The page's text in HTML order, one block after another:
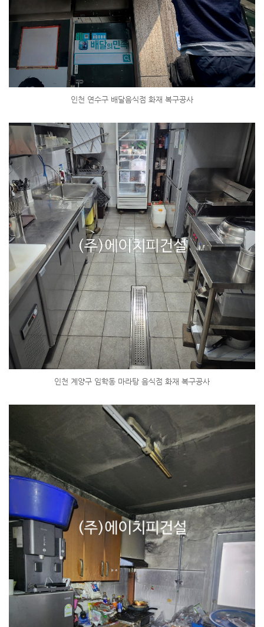
인천 연수구 배달음식점 화재 복구공사
인천 계양구 임학동 마라탕 음식점 화재 복구공사